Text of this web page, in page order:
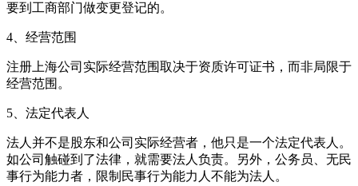
要到工商部门做变更登记的。
4、经营范围
注册上海公司实际经营范围取决于资质许可证书，而非局限于
经营范围。
5、法定代表人
法人并不是股东和公司实际经营者，他只是一个法定代表人。
如公司触碰到了法律，就需要法人负责。另外，公务员、无民
事行为能力者，限制民事行为能力人不能为法人。